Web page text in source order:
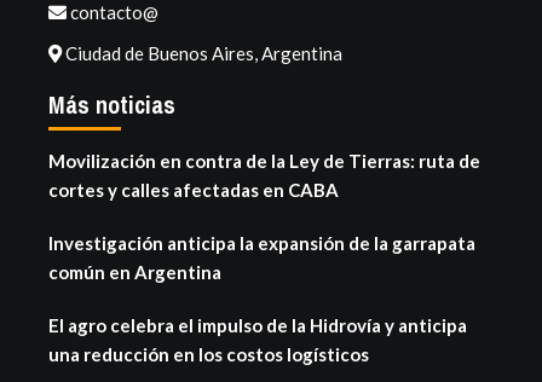
contacto@
Ciudad de Buenos Aires, Argentina
Más noticias
Movilización en contra de la Ley de Tierras: ruta de
cortes y calles afectadas en CABA
Investigación anticipa la expansión de la garrapata
común en Argentina
El agro celebra el impulso de la Hidrovía y anticipa
una reducción en los costos logísticos